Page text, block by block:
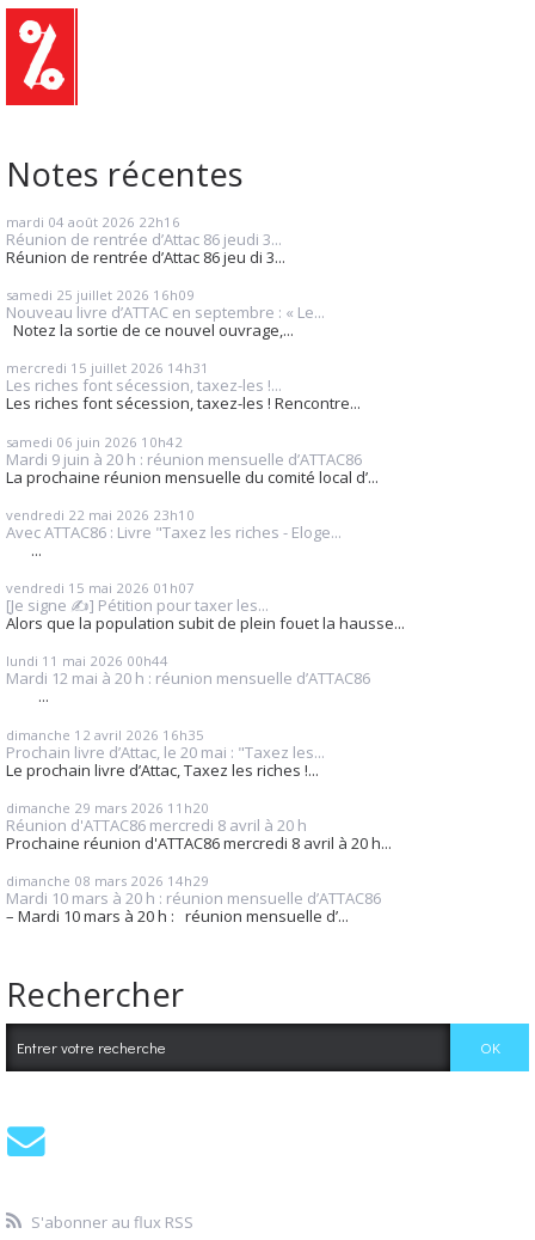
Notes récentes
mardi 04 août 2026 22h16
Réunion de rentrée d’Attac 86 jeudi 3...
Réunion de rentrée d’Attac 86 jeu di 3...
samedi 25 juillet 2026 16h09
Nouveau livre d’ATTAC en septembre : « Le...
Notez la sortie de ce nouvel ouvrage,...
mercredi 15 juillet 2026 14h31
Les riches font sécession, taxez-les !...
Les riches font sécession, taxez-les ! Rencontre...
samedi 06 juin 2026 10h42
Mardi 9 juin à 20 h : réunion mensuelle d’ATTAC86
La prochaine réunion mensuelle du comité local d’...
vendredi 22 mai 2026 23h10
Avec ATTAC86 : Livre "Taxez les riches - Eloge...
...
vendredi 15 mai 2026 01h07
[Je signe ✍️] Pétition pour taxer les...
Alors que la population subit de plein fouet la hausse...
lundi 11 mai 2026 00h44
Mardi 12 mai à 20 h : réunion mensuelle d’ATTAC86
...
dimanche 12 avril 2026 16h35
Prochain livre d’Attac, le 20 mai : "Taxez les...
Le prochain livre d’Attac, Taxez les riches !...
dimanche 29 mars 2026 11h20
Réunion d'ATTAC86 mercredi 8 avril à 20 h
Prochaine réunion d'ATTAC86 mercredi 8 avril à 20 h...
dimanche 08 mars 2026 14h29
Mardi 10 mars à 20 h : réunion mensuelle d’ATTAC86
– Mardi 10 mars à 20 h : réunion mensuelle d’...
Rechercher
S'abonner au flux RSS